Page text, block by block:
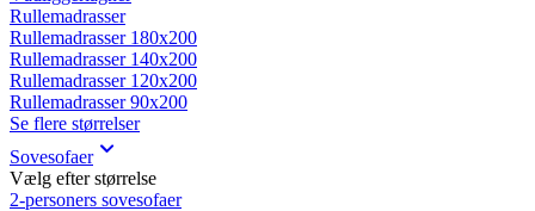
Rullemadrasser
Rullemadrasser 180x200
Rullemadrasser 140x200
Rullemadrasser 120x200
Rullemadrasser 90x200
Se flere størrelser
Sovesofaer
Vælg efter størrelse
2-personers sovesofaer